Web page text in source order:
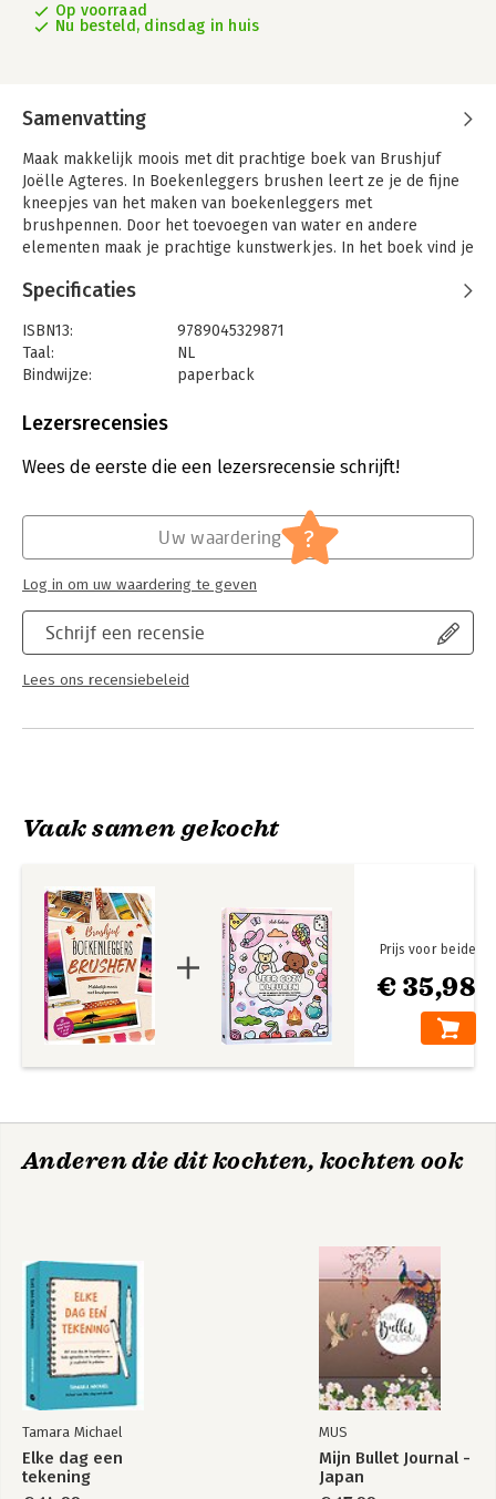
Op voorraad
Nu besteld, dinsdag in huis
Samenvatting
Maak makkelijk moois met dit prachtige boek van Brushjuf
Joëlle Agteres. In Boekenleggers brushen leert ze je de fijne
kneepjes van het maken van boekenleggers met
brushpennen. Door het toevoegen van water en andere
elementen maak je prachtige kunstwerkjes. In het boek vind je
materialen 15 unieke projecten en variatietips. Naast stap-
leerkrachttips voor het inzetten van brushboekenleggers in de
klas.
brushpeninkt! Dit boek zit bomvol leuke technieken voor
maken. En de didactische onderbouwing doet mijn juffenhart
Specificaties
ISBN13:
9789045329871
Taal:
NL
Bindwijze:
paperback
Uitgever:
Verschijningsdatum:
15-4-2025
Sport, hobby, lifestyle
Lezersrecensies
Wees de eerste die een lezersrecensie schrijft!
Schrijf een recensie
Lees ons recensiebeleid
Uw waardering ?
Log in om uw waardering te geven
Vaak samen gekocht
€ 35,98
Prijs voor beide
Anderen die dit kochten, kochten ook
Tamara Michael
Elke dag een
tekening
MUS
Mijn Bullet Journal -
Japan